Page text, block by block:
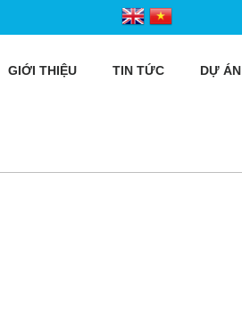
GIỚI THIỆU TIN TỨC DỰ ÁN